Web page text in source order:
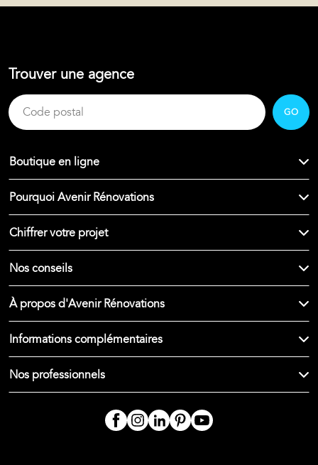
Trouver une agence
GO
Boutique en ligne
Pourquoi Avenir Rénovations
Chiffrer votre projet
Nos conseils
À propos d'Avenir Rénovations
Informations complémentaires
Nos professionnels